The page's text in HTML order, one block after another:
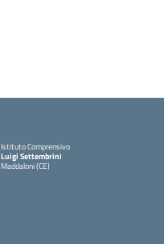
Istituto Comprensivo
Luigi Settembrini
Maddaloni (CE)